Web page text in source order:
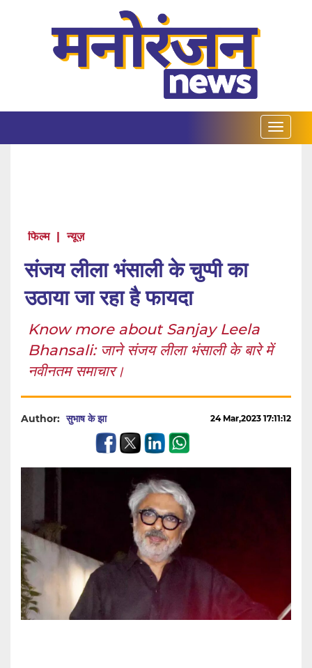
फिल्म | न्यूज़
संजय लीला भंसाली के चुप्पी का
उठाया जा रहा है फायदा
Know more about Sanjay Leela
Bhansali: जाने संजय लीला भंसाली के बारे में
नवीनतम समाचार।
Author: सुभाष के झा 24 Mar,2023 17:11:12